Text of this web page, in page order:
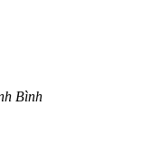
Bình